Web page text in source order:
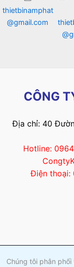
thietbinamphat
@gmail.com
CÔNG
Địa chỉ: 40
Hotline:
Điện thoại:
Chúng tôi phân phối